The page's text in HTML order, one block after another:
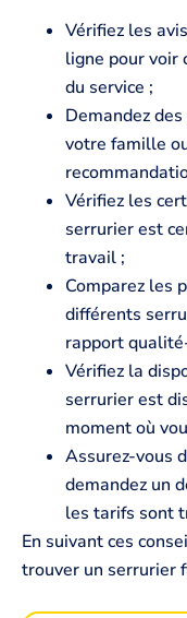
Vérifiez les
ligne pour voir
du service ;
Demandez
votre famille
Vérifiez les
serrurier est
travail ;
Comparez les
différents
rapport
Vérifiez la
serrurier est
moment où
Assurez-vous
demandez un
les tarifs sont
En suivant ces
trouver un serrurier